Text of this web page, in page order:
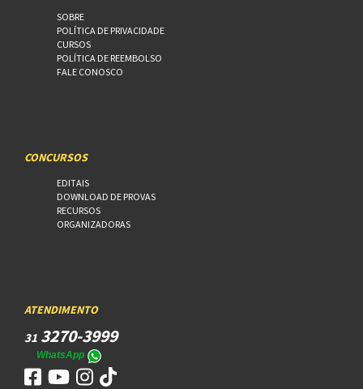
SOBRE
POLÍTICA DE PRIVACIDADE
CURSOS
POLÍTICA DE REEMBOLSO
FALE CONOSCO
CONCURSOS
EDITAIS
DOWNLOAD DE PROVAS
RECURSOS
ORGANIZADORAS
ATENDIMENTO
31 3270-3999
WhatsApp